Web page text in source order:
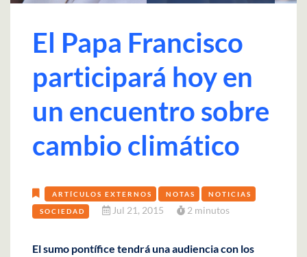
El Papa Francisco
participará hoy en
un encuentro sobre
cambio climático
ARTÍCULOS EXTERNOS NOTAS NOTICIAS
SOCIEDAD Jul 21, 2015 2 minutos
El sumo pontífice tendrá una audiencia con los